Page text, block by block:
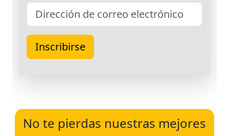
No te pierdas nuestras mejores